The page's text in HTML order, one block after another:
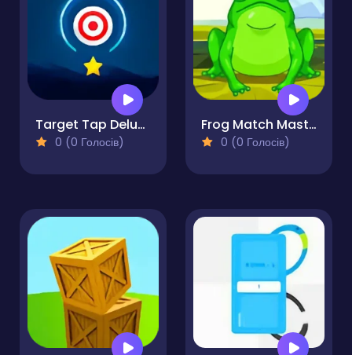
Target Tap Deluxe
0 (0 Голосів)
Frog Match Master
0 (0 Голосів)